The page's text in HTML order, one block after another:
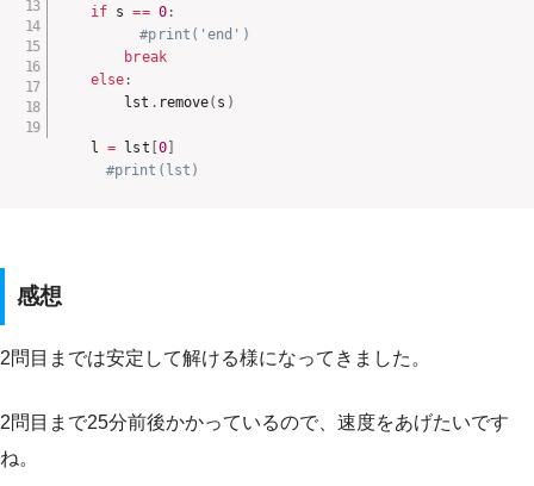
if s == 0:
#print('end')
break
else :
        lst
. remove( s )
    l
= lst 0]
#print(lst)
感想
2問目までは安定して解ける様になってきました。
2問目まで25分前後かかっているので、速度をあげたいです
ね。